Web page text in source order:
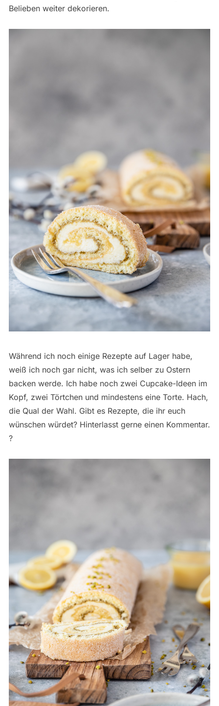
Belieben weiter dekorieren.
Während ich noch einige Rezepte auf Lager habe,
weiß ich noch gar nicht, was ich selber zu Ostern
backen werde. Ich habe noch zwei Cupcake-Ideen im
Kopf, zwei Törtchen und mindestens eine Torte. Hach,
die Qual der Wahl. Gibt es Rezepte, die ihr euch
wünschen würdet? Hinterlasst gerne einen Kommentar.
?